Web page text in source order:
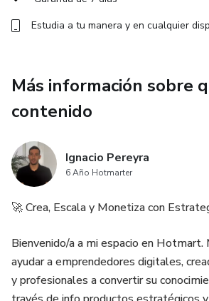
Estudia a tu manera y en cualquier
Más información sobre
contenido
Ignacio Pereyra
6 Año Hotmarter
🚀 Crea, Escala y Monetiza con
Bienvenido/a a mi espacio en Hotmart.
ayudar a emprendedores digitales,
y profesionales a convertir su